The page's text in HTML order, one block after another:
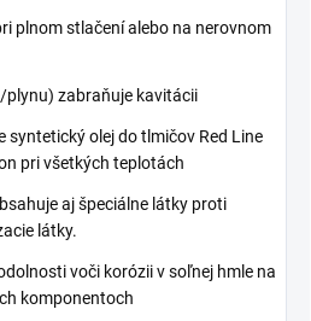
plnom stlačení alebo na nerovnom
plynu) zabraňuje kavitácii
syntetický olej do tlmičov Red Line
pri všetkých teplotách
aj špeciálne látky proti
látky.
voči korózii v soľnej hmle na
komponentoch